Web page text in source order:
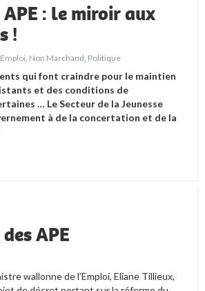
: le miroir aux
!
Emploi Non Marchand Politique
qui font craindre pour le maintien
et des conditions de
… Le Secteur de la Jeunesse
à de la concertation et de la
APE
wallonne de l’Emploi, Eliane Tillieux,